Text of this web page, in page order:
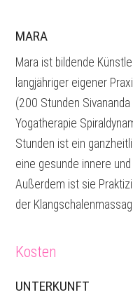
MARA
Mara ist bildende
langjähriger eigener
(200 Stunden
Yogatherapie
Stunden ist ein
eine gesunde innere
Außerdem ist sie
der
Kosten
UNTERKUNFT